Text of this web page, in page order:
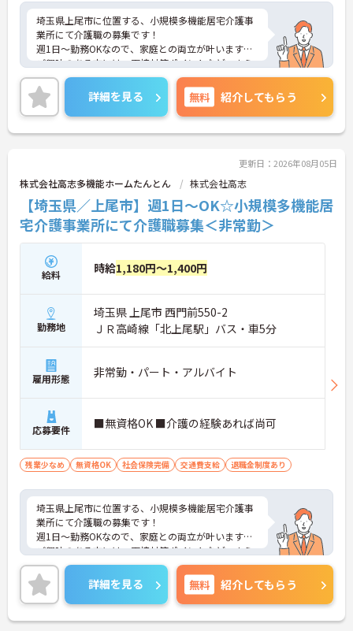
埼玉県上尾市に位置する、小規模多機能居宅介護事
業所にて介護職の募集です！
週1日～勤務OKなので、家庭との両立が叶います♪
ご興味のある方には、面接対策ポイントなど、さら
に詳細をお話しいたしますのでお気軽にご相談くだ
さい！
詳細を見る 無料 紹介してもらう
更新日：2026年08月05日
株式会社高志多機能ホームたんとん 株式会社高志
【埼玉県／上尾市】週1日～OK☆小規模多機能居
宅介護事業所にて介護職募集＜非常勤＞
給料 時給1,180円～1,400円
勤務地
埼玉県 上尾市 西門前550-2
ＪＲ高崎線「北上尾駅」バス・車5分
雇用形態 非常勤・パート・アルバイト
応募要件 ■無資格OK ■介護の経験あれば尚可
残業少なめ 無資格OK 社会保険完備 交通費支給 退職金制度あり
埼玉県上尾市に位置する、小規模多機能居宅介護事
業所にて介護職の募集です！
週1日～勤務OKなので、家庭との両立が叶います♪
ご興味のある方には、面接対策ポイントなど、さら
に詳細をお話しいたしますのでお気軽にご相談くだ
さい！
詳細を見る 無料 紹介してもらう